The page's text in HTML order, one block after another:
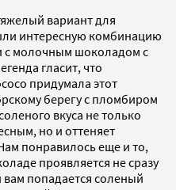
вариант для
интересную комбинацию
с молочным шоколадом с
гласит, что
придумала этот
берегу с пломбиром
вкуса не только
но и оттеняет
понравилось еще и то,
проявляется не сразу
вам попадается соленый